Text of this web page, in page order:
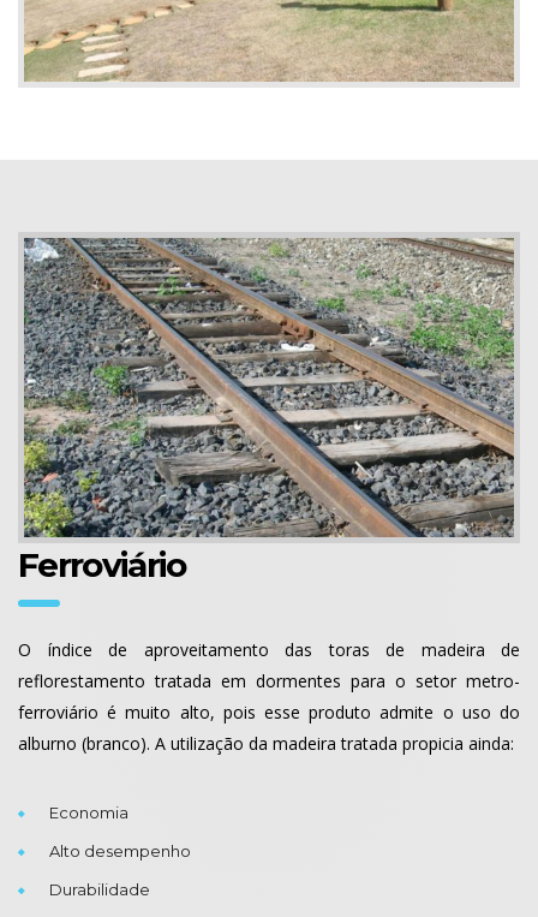
Ferroviário
O índice de aproveitamento das toras de madeira de
reflorestamento tratada em dormentes para o setor metro-
ferroviário é muito alto, pois esse produto admite o uso do
alburno (branco). A utilização da madeira tratada propicia ainda:
Economia
Alto desempenho
Durabilidade